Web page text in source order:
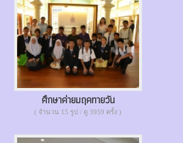
ศึกษาค่ายมฤคทายวัน
( จำนวน 15 รูป / ดู 3959 ครั้ง )